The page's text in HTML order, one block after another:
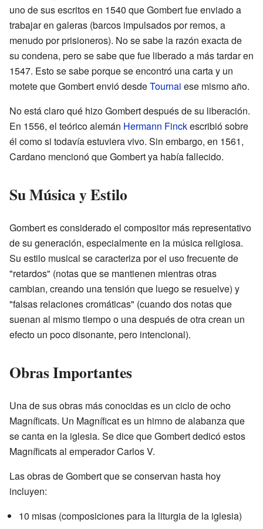
uno de sus escritos en 1540 que Gombert fue enviado a
trabajar en galeras (barcos impulsados por remos, a
menudo por prisioneros). No se sabe la razón exacta de
su condena, pero se sabe que fue liberado a más tardar en
1547. Esto se sabe porque se encontró una carta y un
motete que Gombert envió desdeTournai ese mismo año.
No está claro qué hizo Gombert después de su liberación.
En 1556, el teórico alemán Hermann Finckescribió sobre
él como si todavía estuviera vivo. Sin embargo, en 1561,
Cardano mencionó que Gombert ya había fallecido.
Su Música y Estilo
Gombert es considerado el compositor más representativo
de su generación, especialmente en la música religiosa.
Su estilo musical se caracteriza por el uso frecuente de
"retardos" (notas que se mantienen mientras otras
cambian, creando una tensión que luego se resuelve) y
"falsas relaciones cromáticas" (cuando dos notas que
suenan al mismo tiempo o una después de otra crean un
efecto un poco disonante, pero intencional).
Obras Importantes
Una de sus obras más conocidas es un ciclo de ocho
Magníficats. Un Magníficat es un himno de alabanza que
se canta en la iglesia. Se dice que Gombert dedicó estos
Magníficats al emperador Carlos V.
Las obras de Gombert que se conservan hasta hoy
incluyen:
10 misas (composiciones para la liturgia de la iglesia)